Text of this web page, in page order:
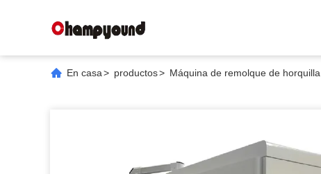
En casa> productos> Máquina de remolque de horquilla